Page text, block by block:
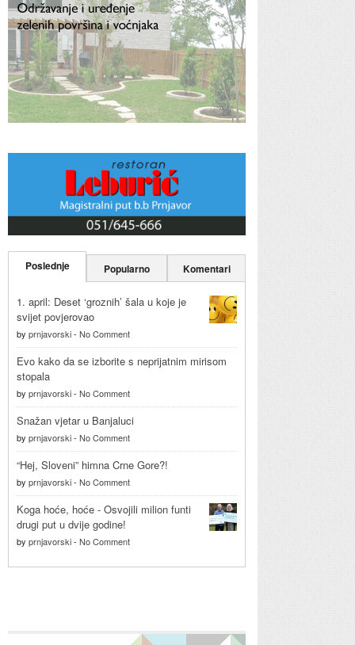
Poslednje Popularno Komentari
1. april: Deset ‘groznih’ šala u koje je
svijet povjerovao
by prnjavorski- No Comment
Evo kako da se izborite s neprijatnim mirisom
stopala
by prnjavorski- No Comment
Snažan vjetar u Banjaluci
by prnjavorski- No Comment
“Hej, Sloveni” himna Crne Gore?!
by prnjavorski- No Comment
Koga hoće, hoće - Osvojili milion funti
drugi put u dvije godine!
by prnjavorski- No Comment